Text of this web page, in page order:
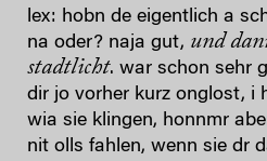
lex: hobn de eigentlich a
na oder? naja gut, und
stadtlicht. war schon sehr
dir jo vorher kurz onglost, i
wia sie klingen, honnmr
nit olls fahlen, wenn sie dr